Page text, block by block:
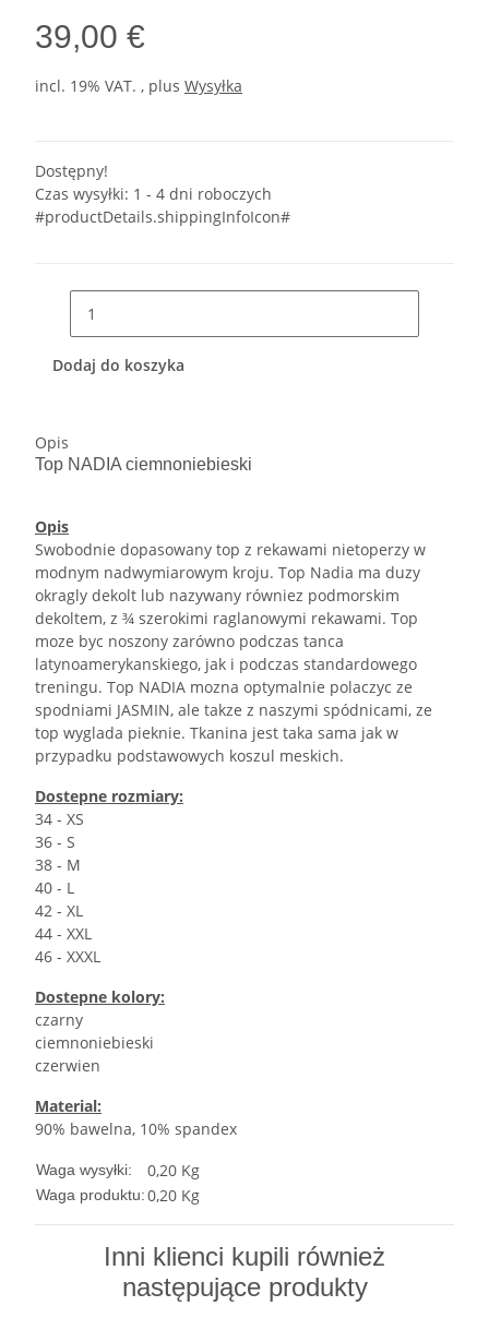
39,00 €
incl. 19% VAT. , plus Wysyłka
Dostępny!
Czas wysyłki: 1 - 4 dni roboczych
#productDetails.shippingInfoIcon#
Dodaj do koszyka
Opis
Top NADIA ciemnoniebieski
Opis
Swobodnie dopasowany top z rekawami nietoperzy w
modnym nadwymiarowym kroju. Top Nadia ma duzy
okragly dekolt lub nazywany równiez podmorskim
dekoltem, z ¾ szerokimi raglanowymi rekawami. Top
moze byc noszony zarówno podczas tanca
latynoamerykanskiego, jak i podczas standardowego
treningu. Top NADIA mozna optymalnie polaczyc ze
spodniami JASMIN, ale takze z naszymi spódnicami, ze
top wyglada pieknie. Tkanina jest taka sama jak w
przypadku podstawowych koszul meskich.
Dostepne rozmiary:
34 - XS
36 - S
38 - M
40 - L
42 - XL
44 - XXL
46 - XXXL
Dostepne kolory:
czarny
ciemnoniebieski
czerwien
Material:
90% bawelna, 10% spandex
Waga wysyłki: 0,20 Kg
Waga produktu:0,20 Kg
Inni klienci kupili również
następujące produkty